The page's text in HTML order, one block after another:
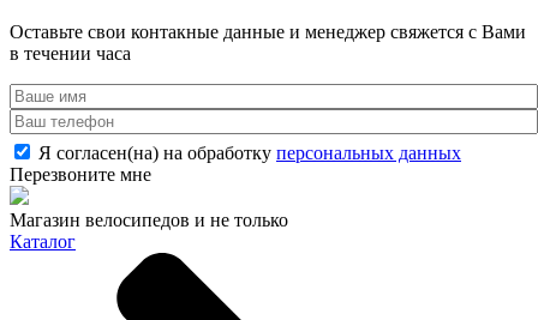
Оставьте свои контакные данные и менеджер свяжется с Вами
в течении часа
Я согласен(на) на обработку персональных данных
Перезвоните мне
Магазин велосипедов и не только
Каталог